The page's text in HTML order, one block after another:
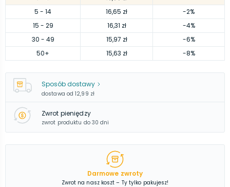
5 - 14 16,65 zł
-2%
15 - 29 16,31 zł
-4%
30 - 49 15,97 zł
-6%
50+ 15,63 zł -8%
Sposób dostawy
dostawa od 12,99 zł
Zwrot pieniędzy
zwrot produktu do 30 dni
Darmowe zwroty
Zwrot na nasz koszt – Ty tylko pakujesz!